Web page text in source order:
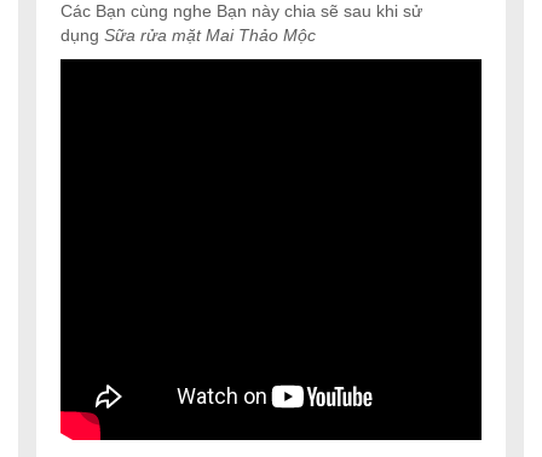
Các Bạn cùng nghe Bạn này chia sẽ sau khi sử
dụng Sữa rửa mặt Mai Thảo Mộc